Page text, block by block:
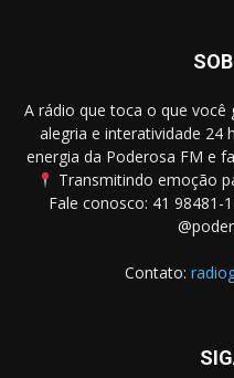
A rádio que toca o que
alegria e interatividade 24
energia da Poderosa FM e
Transmitindo emoção
Fale conosco: 41 98481-
Contato: